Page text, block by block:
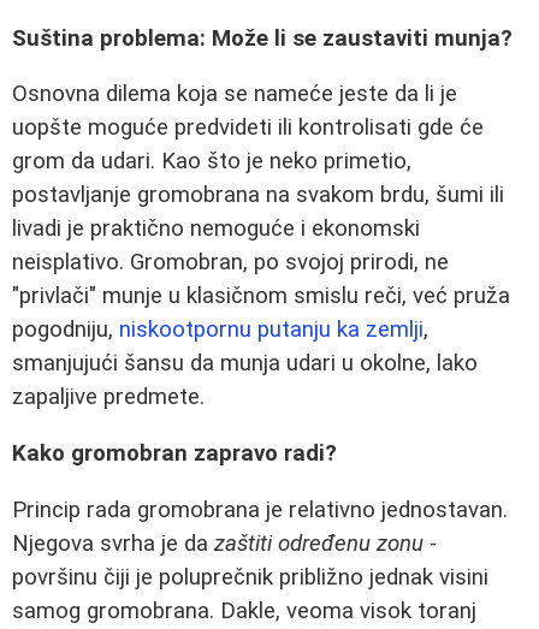
Suština problema: Može li se zaustaviti munja?
Osnovna dilema koja se nameće jeste da li je
uopšte moguće predvideti ili kontrolisati gde će
grom da udari. Kao što je neko primetio,
postavljanje gromobrana na svakom brdu, šumi ili
livadi je praktično nemoguće i ekonomski
neisplativo. Gromobran, po svojoj prirodi, ne
"privlači" munje u klasičnom smislu reči, već pruža
pogodniju, niskootpornu putanju ka zemlji,
smanjujući šansu da munja udari u okolne, lako
zapaljive predmete.
Kako gromobran zapravo radi?
Princip rada gromobrana je relativno jednostavan.
Njegova svrha je da zaštiti određenu zonu -
površinu čiji je poluprečnik približno jednak visini
samog gromobrana. Dakle, veoma visok toranj